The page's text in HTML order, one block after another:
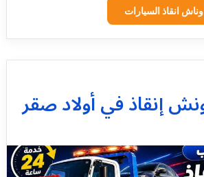
انقاذ السيارات
إنقاذ في أولاد صقر